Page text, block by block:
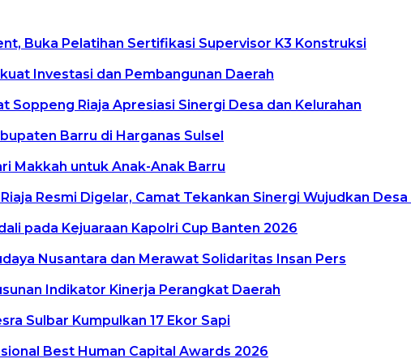
Buka Pelatihan Sertifikasi Supervisor K3 Konstruksi
Investasi dan Pembangunan Daerah
Soppeng Riaja Apresiasi Sinergi Desa dan Kelurahan
Barru di Harganas Sulsel
Makkah untuk Anak-Anak Barru
Resmi Digelar, Camat Tekankan Sinergi Wujudkan Desa
pada Kejuaraan Kapolri Cup Banten 2026
Nusantara dan Merawat Solidaritas Insan Pers
Indikator Kinerja Perangkat Daerah
Sulbar Kumpulkan 17 Ekor Sapi
Best Human Capital Awards 2026